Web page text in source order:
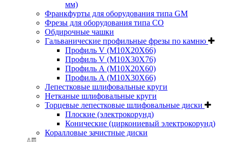
мм)
Франкфурты для оборудования типа GM
Фрезы для оборудования типа СО
Обдирочные чашки
Гальванические профильные фрезы по камню
Профиль V (M10X20X66)
Профиль V (M10X30X76)
Профиль А (М10Х20Х60)
Профиль А (М10Х30Х66)
Лепестковые шлифовальные круги
Нетканые шлифовальные круги
Торцевые лепестковые шлифовальные диски
Плоские (электрокорунд)
Конические (циркониевый электрокорунд)
Коралловые зачистные диски